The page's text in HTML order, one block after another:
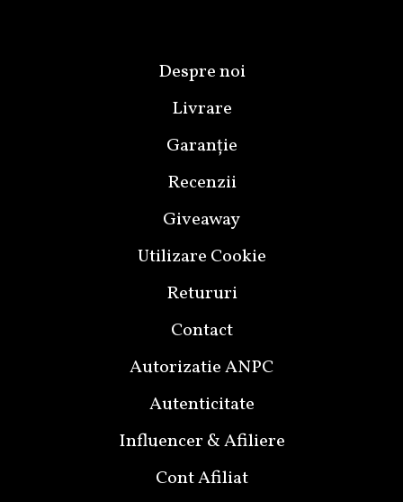
Despre noi
Livrare
Garanție
Recenzii
Giveaway
Utilizare Cookie
Retururi
Contact
Autorizatie ANPC
Autenticitate
Influencer & Afiliere
Cont Afiliat